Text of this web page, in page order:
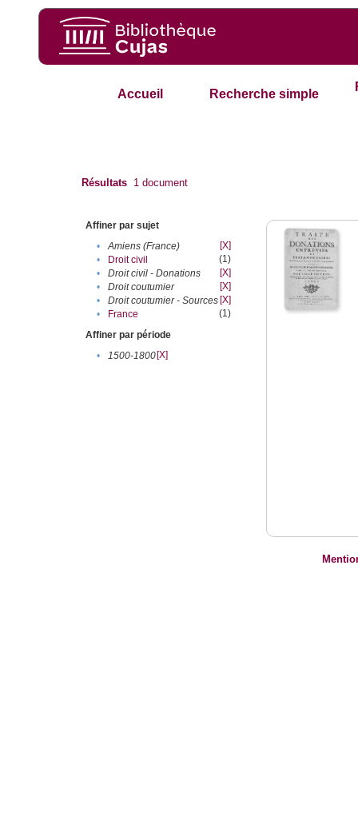
Accueil Recherche simple
Résultats 1 document
Affiner par sujet
•
Amiens (France)
[X]
•
Droit civil
(1)
•
Droit civil - Donations
[X]
•
Droit coutumier
[X]
•
Droit coutumier - Sources [X]
•
France
(1)
Affiner par période
•
1500-1800[X]